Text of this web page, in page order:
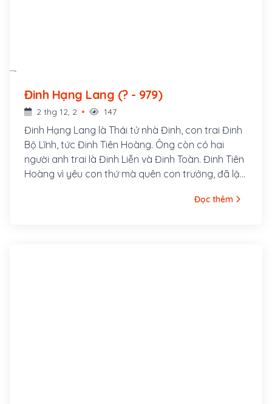
Đinh Hạng Lang (? - 979)
2 thg 12, 2 147
Đinh Hạng Lang là Thái tử nhà Đinh, con trai Đinh
Bộ Lĩnh, tức Đinh Tiên Hoàng. Ông còn có hai
người anh trai là Đinh Liễn và Đinh Toàn. Đinh Tiên
Hoàng vì yêu con thứ mà quên con trưởng, đã lập
đã giết chết Hạng Lang, em trai mình vào mùa
Đọc thêm